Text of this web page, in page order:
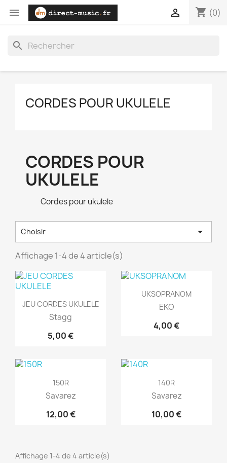
 shopping_cart (0)

search
CORDES POUR UKULELE
CORDES POUR
UKULELE
Cordes pour ukulele
Choisir 
Affichage 1-4 de 4 article(s)
Aperçu rapide
JEU CORDES UKULELE
Stagg
5,00 €
 Aperçu rapide
UKSOPRANOM
EKO
4,00 €
Aperçu rapide
150R
Savarez
12,00 €
Aperçu rapide
140R
Savarez
10,00 €
Affichage 1-4 de 4 article(s)